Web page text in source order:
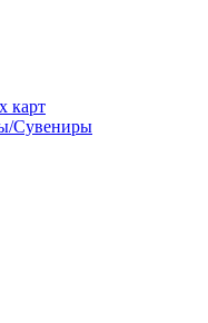
карт
Сувениры